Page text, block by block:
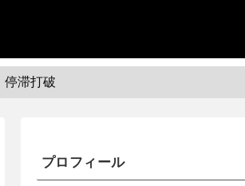
停滞打破
プロフィール